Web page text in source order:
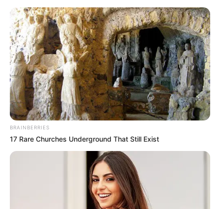
Templin
Alle Ausflugsziele Puzzle
Heute ist Hohes Friedersfest (in Augsburg ein Feiertag):
Sonnabend, der 08.08.2026
Hier werden Aussichtstürme und Aussichtskonstruktionen
in und um Templin (Region Uckermärkische Seen) als
Aussichtstürme in Templin mit der weiteren
BRAINBERRIES
17 Rare Churches Underground That Still Exist